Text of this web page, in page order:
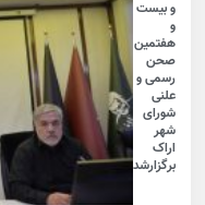
و بیست
هفتمین
صحن
رسمی و
علنی
شورای
شهر
اراک
برگزارشد